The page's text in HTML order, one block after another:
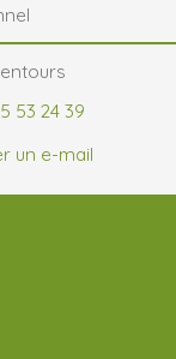
53 24 39
un e-mail